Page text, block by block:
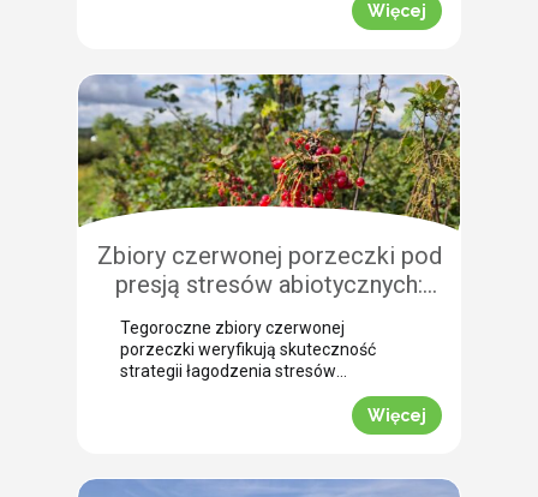
przeprowadził niedawno lustrację
(województwo pomorskie). Na tej
podstawie podpowiada, dlaczego o
zabiegu dosuszania warto pomyśleć z
dużym wyprzedzeniem. Zobacz, jak
zaplanować skuteczne wygaszanie
wegetacji z użyciem preparatu MIZUKI.
Dlaczego […]
Więcej
Zbiory czerwonej porzeczki pod
presją stresów abiotycznych:
ocena skuteczności
biostymulacji
Tegoroczne zbiory czerwonej
porzeczki weryfikują skuteczność
strategii łagodzenia stresów
temperatur oraz długotrwały deficyt
fizjologicznego, zmuszając krzewy do
Więcej